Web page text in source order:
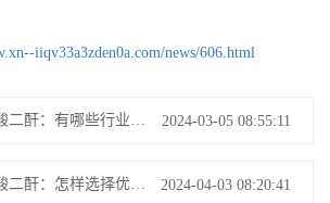
iiqv33a3zden0a.com/news/606.html
均苯四甲酸二酐：有哪些行业常用这种化学品？ 2024-03-05 08:55:11
均苯四甲酸二酐：怎样选择优质供应商？ 2024-04-03 08:20:41